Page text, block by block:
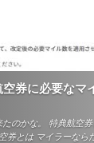
空券に必要な
のかな。 特典航空
券とは マイラーな